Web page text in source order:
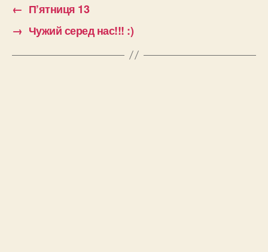
← П’ятниця 13
→ Чужий серед нас!!! :)